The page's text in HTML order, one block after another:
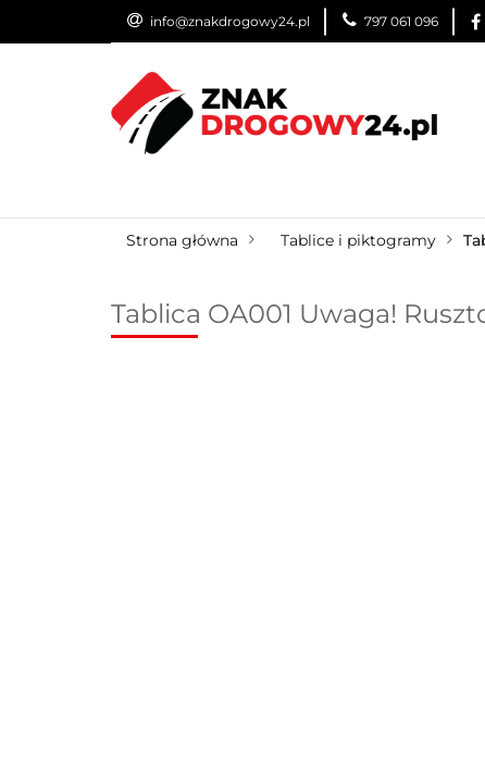
info@znakdrogowy24.pl 797 061 096
ZNAKI DROGOWE
Strona główna Tablice i piktogramy
Tablica OA001 Uwaga!